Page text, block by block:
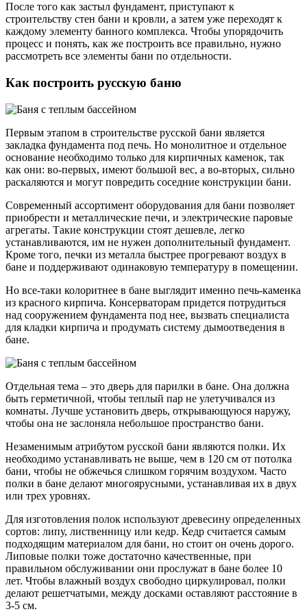
После того как застыл фундамент, приступают к
строительству стен бани и кровли, а затем уже переходят к
каждому элементу банного комплекса. Чтобы упорядочить
процесс и понять, как же построить все правильно, нужно
рассмотреть все элементы бани по отдельности.
Как построить русскую баню
Первым этапом в строительстве русской бани является
закладка фундамента под печь. Но монолитное и отдельное
основание необходимо только для кирпичных каменок, так
как они: во-первых, имеют большой вес, а во-вторых, сильно
раскаляются и могут повредить соседние конструкции бани.
Современный ассортимент оборудования для бани позволяет
приобрести и металлические печи, и электрические паровые
агрегаты. Такие конструкции стоят дешевле, легко
устанавливаются, им не нужен дополнительный фундамент.
Кроме того, печки из металла быстрее прогревают воздух в
бане и поддерживают одинаковую температуру в помещении.
Но все-таки колоритнее в бане выглядит именно печь-каменка
из красного кирпича. Консерваторам придется потрудиться
над сооружением фундамента под нее, вызвать специалиста
для кладки кирпича и продумать систему дымоотведения в
бане.
Отдельная тема – это дверь для парилки в бане. Она должна
быть герметичной, чтобы теплый пар не улетучивался из
комнаты. Лучше установить дверь, открывающуюся наружу,
чтобы она не заслоняла небольшое пространство бани.
Незаменимым атрибутом русской бани являются полки. Их
необходимо устанавливать не выше, чем в 120 см от потолка
бани, чтобы не обжечься слишком горячим воздухом. Часто
полки в бане делают многоярусными, устанавливая их в двух
или трех уровнях.
Для изготовления полок используют древесину определенных
сортов: липу, лиственницу или кедр. Кедр считается самым
подходящим материалом для бани, но стоит он очень дорого.
Липовые полки тоже достаточно качественные, при
правильном обслуживании они прослужат в бане более 10
лет. Чтобы влажный воздух свободно циркулировал, полки
делают решетчатыми, между досками оставляют расстояние в
3-5 см.